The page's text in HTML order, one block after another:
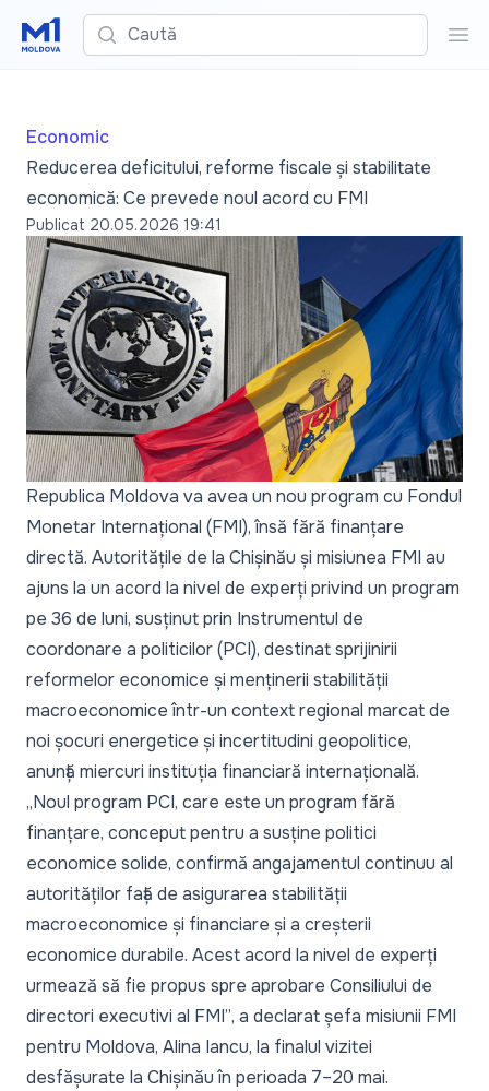
Caută
Economic
Reducerea deficitului, reforme fiscale și stabilitate
economică: Ce prevede noul acord cu FMI
Publicat 20.05.2026 19:41
Republica Moldova va avea un nou program cu Fondul
Monetar Internațional (FMI), însă fără finanțare
directă. Autoritățile de la Chișinău și misiunea FMI au
ajuns la un acord la nivel de experți privind un program
pe 36 de luni, susținut prin Instrumentul de
coordonare a politicilor (PCI), destinat sprijinirii
reformelor economice și menținerii stabilității
macroeconomice într-un context regional marcat de
noi șocuri energetice și incertitudini geopolitice,
anunță miercuri instituția financiară internațională.
„Noul program PCI, care este un program fără
finanțare, conceput pentru a susține politici
economice solide, confirmă angajamentul continuu al
autorităților față de asigurarea stabilității
macroeconomice și financiare și a creșterii
economice durabile. Acest acord la nivel de experți
urmează să fie propus spre aprobare Consiliului de
directori executivi al FMI”, a declarat șefa misiunii FMI
pentru Moldova, Alina Iancu, la finalul vizitei
desfășurate la Chișinău în perioada 7–20 mai.